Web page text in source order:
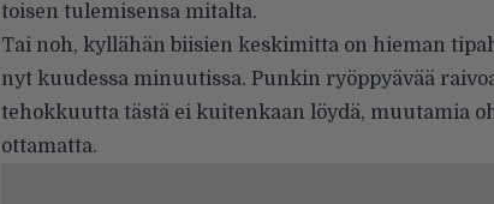
toisen tulemisensa mitalta.
Tai noh, kyllähän biisien keskimitta on hieman
nyt kuudessa minuutissa. Punkin ryöppyävää
tehokkuutta tästä ei kuitenkaan löydä, muutamia
ottamatta.